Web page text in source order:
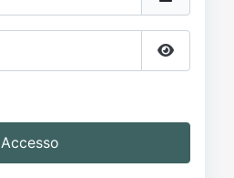
Mostra
Accesso